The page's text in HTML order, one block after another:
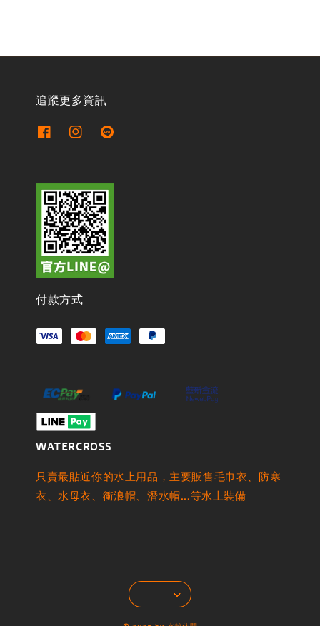
追蹤更多資訊
付款方式
WATERCROSS
只賣最貼近你的水上用品，主要販售毛巾衣、防寒
衣、水母衣、衝浪帽、潛水帽...等水上裝備